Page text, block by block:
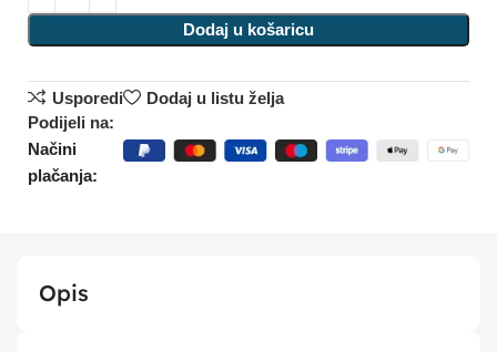
Dodaj u košaricu
Usporedi
Dodaj u listu želja
Podijeli na:
Načini
plačanja:
Opis